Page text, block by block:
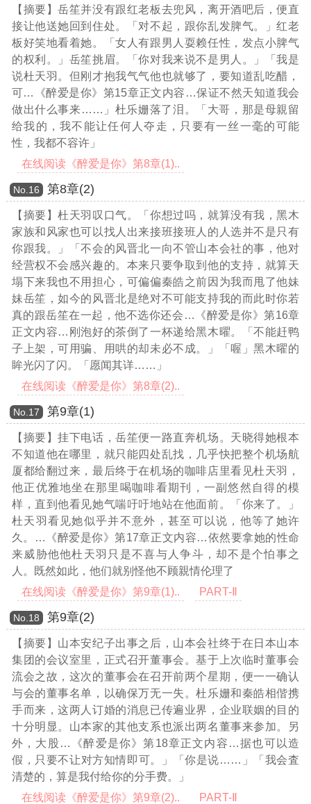
【摘要】岳笙并没有跟红老板去兜风，离开酒吧后，便直
接让他送她回到住处。「对不起，跟你乱发脾气。」红老
板好笑地看着她。「女人有跟男人耍赖任性，发点小脾气
的权利。」岳笙挑眉。「你对我来说不是男人。」「我是
说杜天羽。但刚才抱我气气他也就够了，要知道乱吃醋，
可…《醉爱是你》第15章正文内容…保证不然天知道我会
做出什么事来……」杜乐姗落了泪。「大哥，那是母親留
给我的，我不能让任何人夺走，只要有一丝一毫的可能
性，我都不容许」
在线阅读《醉爱是你》第8章(1)..
Νο.16 第8章(2)
【摘要】杜天羽叹口气。「你想过吗，就算没有我，黑木
家族和风家也可以找人出来接班接班人的人选并不是只有
你跟我。」「不会的风晋北一向不管山本会社的事，他对
经营权不会感兴趣的。本来只要争取到他的支持，就算天
塌下来我也不用担心，可偏偏秦皓之前因为我而甩了他妹
妹岳笙，如今的风晋北是绝对不可能支持我的而此时你若
真的跟岳笙在一起，他不选你还会 …《醉爱是你》第16章
正文内容… 刚泡好的茶倒了一杯递给黑木曜。「不能赶鸭
子上架，可用骗、用哄的却未必不成。」「喔」黑木曜的
眸光闪了闪。「愿闻其详……」
在线阅读《醉爱是你》第8章(2)..
Νο.17 第9章(1)
【摘要】挂下电话，岳笙便一路直奔机场。天晓得她根本
不知道他在哪里，就只能四处乱找，几乎快把整个机场航
厦都给翻过来，最后终于在机场的咖啡店里看见杜天羽，
他正优雅地坐在那里喝咖啡看期刊，一副悠然自得的模
样，直到他看见她气喘吁吁地站在他面前。「你来了。」
杜天羽看见她似乎并不意外，甚至可以说，他等了她许
久。
…《醉爱是你》第17章正文内容…依然要拿她的性命
来威胁他他杜天羽只是不喜与人争斗，却不是个怕事之
人。既然如此，他们就别怪他不顾親情伦理了
在线阅读《醉爱是你》第9章(1)..
PART-Ⅱ
Νο.18 第9章(2)
【摘要】山本安纪子出事之后，山本会社终于在日本山本
集团的会议室里，正式召开董事会。基于上次临时董事会
流会之故，这次的董事会在召开前两个星期，便一一确认
与会的董事名单，以确保万无一失。杜乐姗和秦皓相偕携
手而来，这两人订婚的消息已传遍业界，企业联姻的目的
十分明显。山本家的其他支系也派出两名董事来参加。另
外，大股 …《醉爱是你》第18章正文内容…据也可以造
假，只要不让对方知情即可。」「你是说……」「我会査
清楚的，算是我付给你的分手费。」
在线阅读《醉爱是你》第9章(2)..
PART-Ⅱ